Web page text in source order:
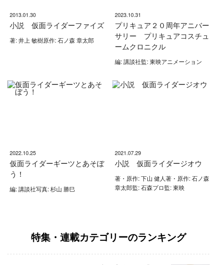
2013.01.30
小説 仮面ライダーファイズ
著: 井上 敏樹原作: 石ノ森 章太郎
2023.10.31
プリキュア２０周年アニバー
サリー プリキュアコスチュ
ームクロニクル
編: 講談社監: 東映アニメーション
2022.10.25
仮面ライダーギーツとあそぼ
う！
編: 講談社写真: 杉山 勝巳
2021.07.29
小説 仮面ライダージオウ
著・原作: 下山 健人著・原作: 石ノ森
章太郎監: 石森プロ監: 東映
特集・連載カテゴリーのランキング